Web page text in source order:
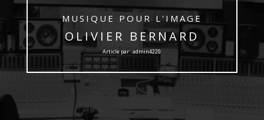
MUSIQUE POUR L'IMAGE
OLIVIER BERNARD
Article par : admin4220